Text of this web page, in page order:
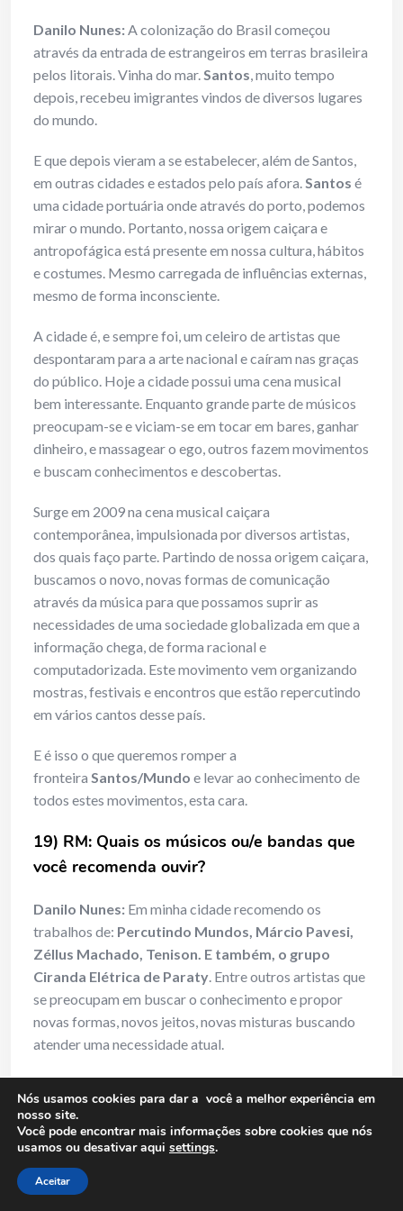
Danilo Nunes:A colonização do Brasil começou
através da entrada de estrangeiros em terras brasileira
pelos litorais. Vinha do mar.Santos, muito tempo
depois, recebeu imigrantes vindos de diversos lugares
do mundo.
E que depois vieram a se estabelecer, além de Santos,
em outras cidades e estados pelo país afora.Santos é
uma cidade portuária onde através do porto, podemos
mirar o mundo. Portanto, nossa origem caiçara e
antropofágica está presente em nossa cultura, hábitos
e costumes. Mesmo carregada de influências externas,
mesmo de forma inconsciente.
A cidade é, e sempre foi, um celeiro de artistas que
despontaram para a arte nacional e caíram nas graças
do público. Hoje a cidade possui uma cena musical
bem interessante. Enquanto grande parte de músicos
preocupam-se e viciam-se em tocar em bares, ganhar
dinheiro, e massagear o ego, outros fazem movimentos
e buscam conhecimentos e descobertas.
Surge em 2009 na cena musical caiçara
contemporânea, impulsionada por diversos artistas,
dos quais faço parte. Partindo de nossa origem caiçara,
buscamos o novo, novas formas de comunicação
através da música para que possamos suprir as
necessidades de uma sociedade globalizada em que a
informação chega, de forma racional e
computadorizada. Este movimento vem organizando
mostras, festivais e encontros que estão repercutindo
em vários cantos desse país.
E é isso o que queremos romper a
fronteira Santos/Mundo e levar ao conhecimento de
todos estes movimentos, esta cara.
19) RM: Quais os músicos ou/e bandas que
você recomenda ouvir?
Danilo Nunes: Em minha cidade recomendo os
trabalhos de: Percutindo Mundos, Márcio Pavesi,
Zéllus Machado, Tenison. E também, o grupo
Ciranda Elétrica de Paraty. Entre outros artistas que
se preocupam em buscar o conhecimento e propor
novas formas, novos jeitos, novas misturas buscando
atender uma necessidade atual.
pagamento do jabá as suas músicas tocarão
nas rádios?
Danilo Nunes:
Web. E algumas rádios regionais de Santos e interior
Nós usamos cookies para dar a você a melhor experiência em
nosso site.
Você pode encontrar mais informações sobre cookies que nós
usamos ou desativar aqui settings.
Aceitar